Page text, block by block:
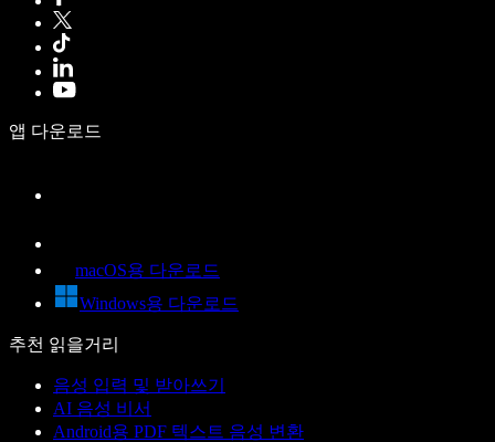
앱 다운로드
macOS용 다운로드
Windows용 다운로드
추천 읽을거리
음성 입력 및 받아쓰기
AI 음성 비서
Android용 PDF 텍스트 음성 변환